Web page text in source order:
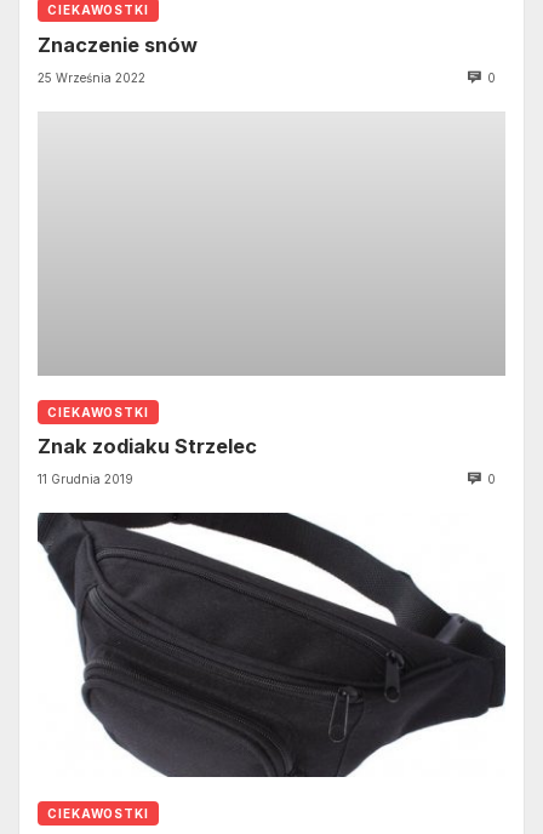
CIEKAWOSTKI
Znaczenie snów
25 Września 2022 0
CIEKAWOSTKI
Znak zodiaku Strzelec
11 Grudnia 2019 0
CIEKAWOSTKI